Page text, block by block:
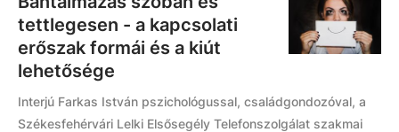
tettlegesen - a kapcsolati
erőszak formái és a kiút
lehetősége
Interjú Farkas István pszichológussal, családgondozóval, a
Székesfehérvári Lelki Elsősegély Telefonszolgálat szakmai